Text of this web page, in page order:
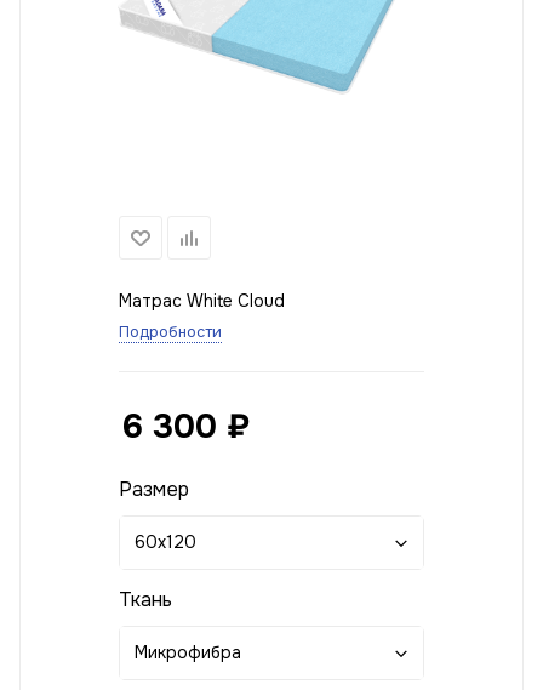
Матрас White Cloud
Подробности
6 300 ₽
Размер
60x120
Ткань
Микрофибра